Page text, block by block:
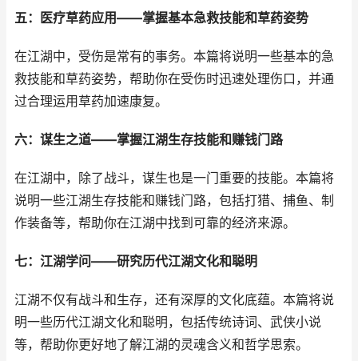
五：医疗草药应用——掌握基本急救技能和草药姿势
在江湖中，受伤是常有的事务。本篇将说明一些基本的急
救技能和草药姿势，帮助你在受伤时迅速处理伤口，并通
过合理运用草药加速康复。
六：谋生之道——掌握江湖生存技能和赚钱门路
在江湖中，除了战斗，谋生也是一门重要的技能。本篇将
说明一些江湖生存技能和赚钱门路，包括打猎、捕鱼、制
作装备等，帮助你在江湖中找到可靠的经济来源。
七：江湖学问——研究历代江湖文化和聪明
江湖不仅有战斗和生存，还有深厚的文化底蕴。本篇将说
明一些历代江湖文化和聪明，包括传统诗词、武侠小说
等，帮助你更好地了解江湖的灵魂含义和哲学思索。